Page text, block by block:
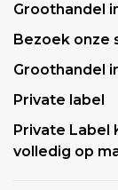
Groothandel
Bezoek onze
Groothandel
Private label
Private Label
volledig op